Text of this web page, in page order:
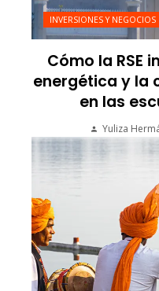
INVERSIONES Y NEGOCIOS
Cómo la RSE
energética y la
en las
Yuliza